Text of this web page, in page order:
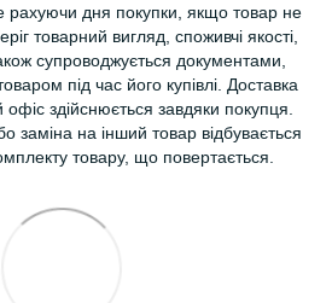
рахуючи дня покупки, якщо товар не
товарний вигляд, споживчі якості,
супроводжується документами,
під час його купівлі. Доставка
здійснюється завдяки покупця.
заміна на інший товар відбувається
товару, що повертається.